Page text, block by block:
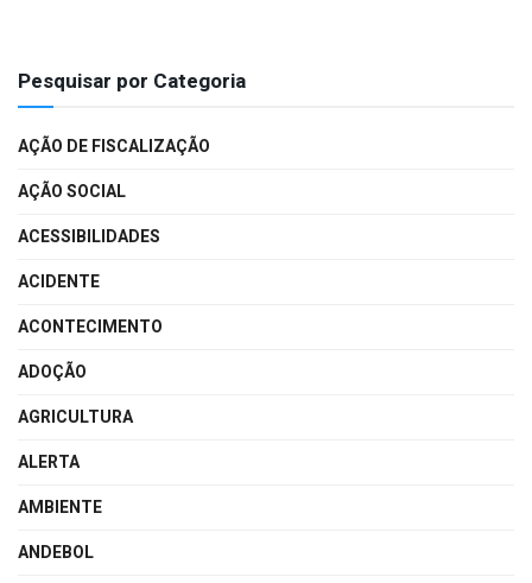
Pesquisar por Categoria
AÇÃO DE FISCALIZAÇÃO
AÇÃO SOCIAL
ACESSIBILIDADES
ACIDENTE
ACONTECIMENTO
ADOÇÃO
AGRICULTURA
ALERTA
AMBIENTE
ANDEBOL